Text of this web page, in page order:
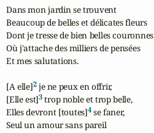
Dans mon jardin se trouvent
Beaucoup de belles et délicates fleurs
Dont je tresse de bien belles couronnes
Où j'attache des milliers de pensées
Et mes salutations.
[A elle]2 je ne peux en offrir,
[Elle est]3 trop noble et trop belle,
Elles devront [toutes]4 se faner,
Seul un amour sans pareil